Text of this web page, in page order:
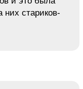
стариков-